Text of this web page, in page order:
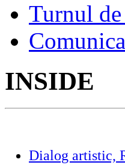
Turnul
INSIDE
Dialog artistic,